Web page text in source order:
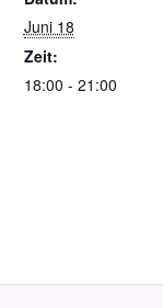
Juni 18
Zeit:
18:00 - 21:00